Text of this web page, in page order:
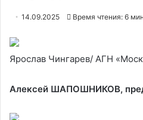
14.09.2025 Время чтения: 6
Ярослав Чингарев/ АГН
Алексей ШАПОШНИКОВ,